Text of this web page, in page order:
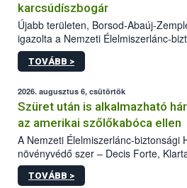
karcsúdíszbogár
Újabb területen, Borsod-Abaúj-
igazolta a Nemzeti Élelmiszerlánc-
kőrisrontó karcsúdíszbogár (Agrilus
kártevőt nem csak színcsapdában
az intenzív felderítést, emellett az
hatósággal is összehangolják a
TOVÁBB >
2026. augusztus 6, csütörtök
Szüret után is alkalmazható
az amerikai szőlőkabóca ellen
A Nemzeti Élelmiszerlánc-biztonsági
növényvédő szer – Decis Forte,
engedélyokiratát módosította, így
egészen a vesszőérettség (BBCH 91)
TOVÁBB >